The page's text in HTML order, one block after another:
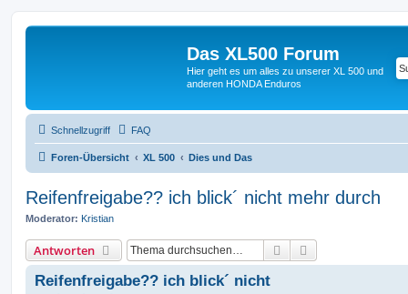
Das XL500 Forum
Hier geht es um alles zu unserer XL 500 und
anderen HONDA Enduros
Schnellzugriff FAQ
Foren-Übersicht XL 500 Dies und Das
Reifenfreigabe?? ich blick´ nicht mehr durch
Moderator: Kristian
Antworten Suche
Reifenfreigabe?? ich blick´ nicht